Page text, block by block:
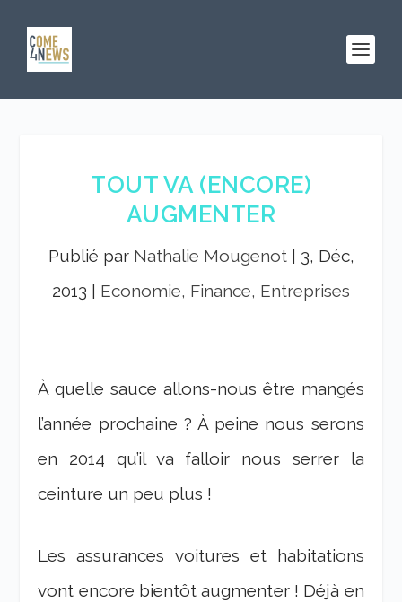
TOUT VA (ENCORE)
AUGMENTER
Publié par Nathalie Mougenot| 3, Déc,
2013
Economie, Finance, Entreprises
À quelle sauce allons-nous être mangés
l’année prochaine ? À peine nous serons
en 2014 qu’il va falloir nous serrer la
ceinture un peu plus !
Les assurances voitures et habitations
vont encore bientôt augmenter ! Déjà en